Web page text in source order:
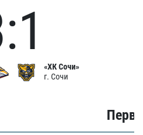
«ХК Сочи»
г. Сочи